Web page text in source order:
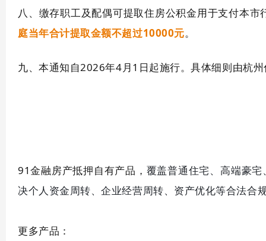
八、缴存职工及配偶可提取住房公积金用于支付本
庭当年合计提取金额不超过10000元。
九、本通知自2026年4月1日起施行。具体细则由杭
91金融房产抵押自有产品， 覆盖普通住宅、高端豪
决个人资金周转、企业经营周转、资产优化等合法合
更多产品：